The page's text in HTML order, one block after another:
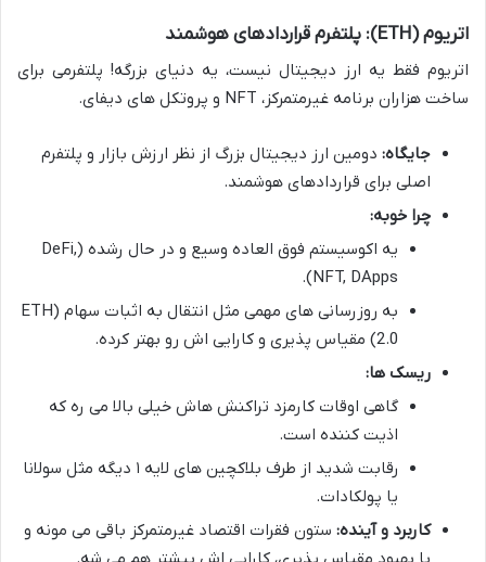
اتریوم (ETH): پلتفرم قراردادهای هوشمند
اتریوم فقط یه ارز دیجیتال نیست، یه دنیای بزرگه! پلتفرمی برای
ساخت هزاران برنامه غیرمتمرکز، NFT و پروتکل های دیفای.
جایگاه: دومین ارز دیجیتال بزرگ از نظر ارزش بازار و پلتفرم
اصلی برای قراردادهای هوشمند.
چرا خوبه:
یه اکوسیستم فوق العاده وسیع و در حال رشده (DeFi,
NFT, DApps).
به روزرسانی های مهمی مثل انتقال به اثبات سهام (ETH
2.0) مقیاس پذیری و کارایی اش رو بهتر کرده.
ریسک ها:
گاهی اوقات کارمزد تراکنش هاش خیلی بالا می ره که
اذیت کننده است.
رقابت شدید از طرف بلاکچین های لایه ۱ دیگه مثل سولانا
یا پولکادات.
کاربرد و آینده: ستون فقرات اقتصاد غیرمتمرکز باقی می مونه و